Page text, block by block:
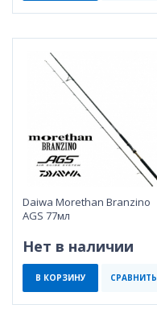
Daiwa Morethan Branzino
AGS 77мл
Нет в наличии
В КОРЗИНУ СРАВНИТЬ